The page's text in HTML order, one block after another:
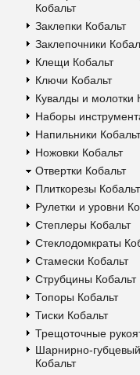
Кобальт
Заклепки Кобальт
Заклепочники
Клещи Кобальт
Ключи Кобальт
Кувалды и молотки
Наборы
Напильники Кобальт
Ножовки Кобальт
Отвертки Кобальт
Плиткорезы Кобальт
Рулетки и уровни
Степлеры Кобальт
Стеклодомкраты
Стамески Кобальт
Струбцины Кобальт
Топоры Кобальт
Тиски Кобальт
Трещоточные
Шарнирно-
Кобальт